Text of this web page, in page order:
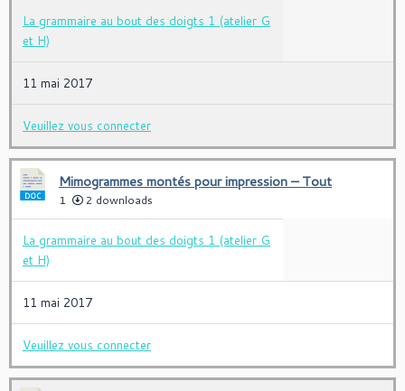
La grammaire au bout des doigts 1 (atelier G
et H)
11 mai 2017
Veuillez vous connecter
Mimogrammes montés pour impression – Tout
1 2 downloads
La grammaire au bout des doigts 1 (atelier G
et H)
11 mai 2017
Veuillez vous connecter